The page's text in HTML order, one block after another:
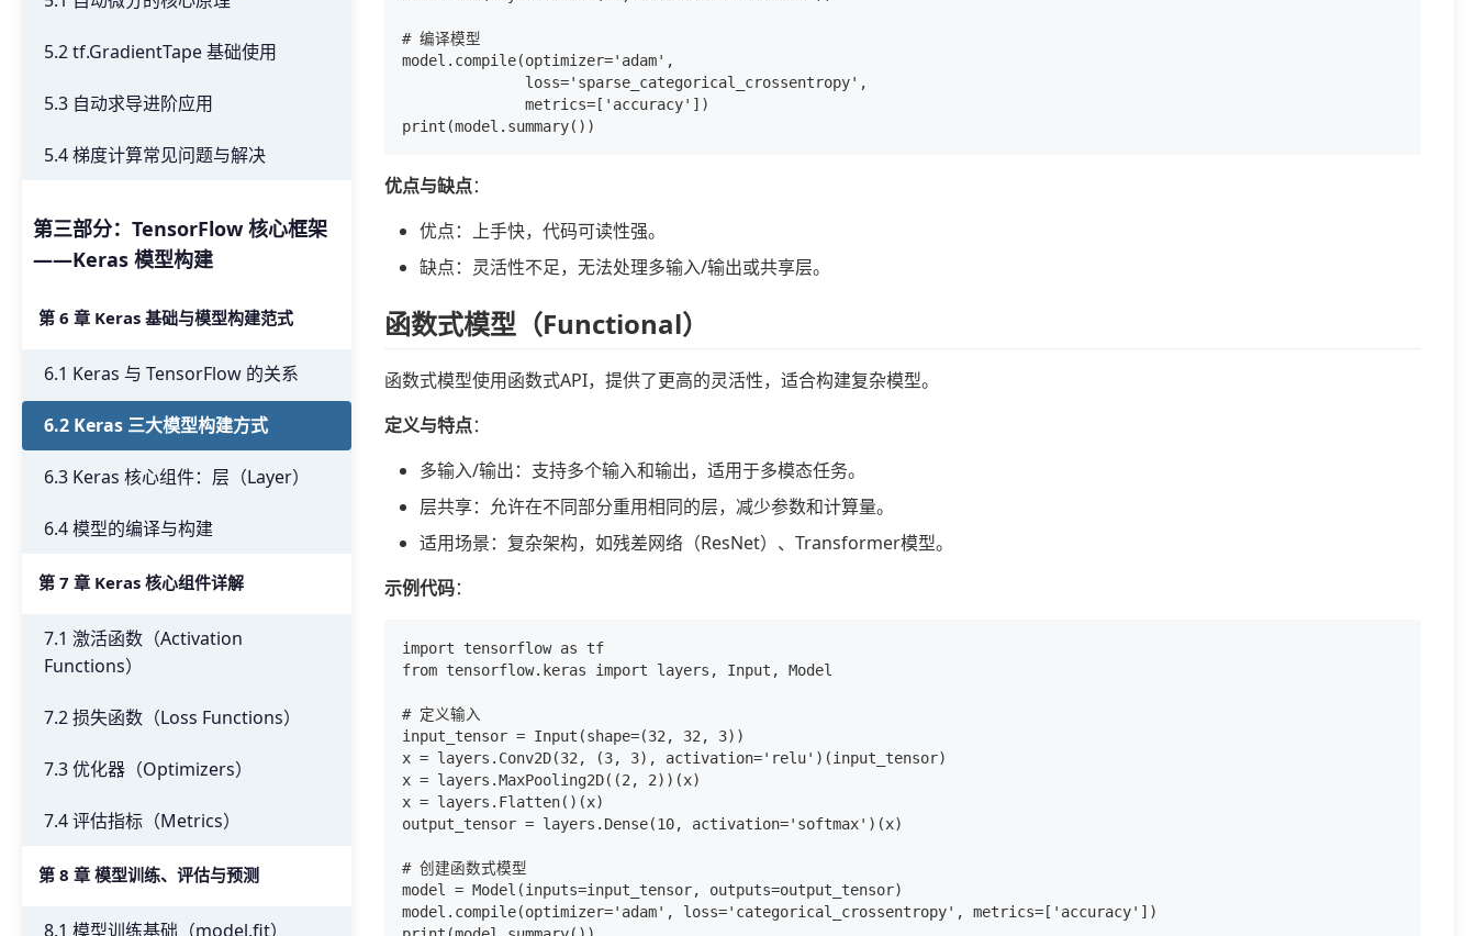
5.2 tf.GradientTape 基础使用
5.3 自动求导进阶应用
5.4 梯度计算常见问题与解决
第三部分：TensorFlow 核心框架
——Keras 模型构建
第 6 章 Keras 基础与模型构建范式
6.1 Keras 与 TensorFlow 的关系
6.2 Keras 三大模型构建方式
6.3 Keras 核心组件：层（Layer）
6.4 模型的编译与构建
第 7 章 Keras 核心组件详解
7.1 激活函数（Activation
Functions）
7.2 损失函数（Loss Functions）
7.3 优化器（Optimizers）
7.4 评估指标（Metrics）
第 8 章 模型训练、评估与预测
8.1 模型训练基础（model.fit）
# 编译模型
model.compile(optimizer='adam',
              loss='sparse_categorical_crossentropy',
              metrics=['accuracy'])
优点与缺点：
优点：上手快，代码可读性强。
缺点：灵活性不足，无法处理多输入/输出或共享层。
函数式模型（Functional）
函数式模型使用函数式API，提供了更高的灵活性，适合构建复杂模型。
定义与特点：
多输入/输出：支持多个输入和输出，适用于多模态任务。
层共享：允许在不同部分重用相同的层，减少参数和计算量。
适用场景：复杂架构，如残差网络（ResNet）、Transformer模型。
示例代码：
import tensorflow as tf
from tensorflow.keras import layers, Input, Model
# 定义输入
input_tensor = Input(shape=(32, 32, 3))
x = layers.Conv2D(32, (3, 3), activation='relu')(input_tensor)
x = layers.MaxPooling2D((2, 2))(x)
x = layers.Flatten()(x)
output_tensor = layers.Dense(10, activation='softmax')(x)
# 创建函数式模型
model = Model(inputs=input_tensor, outputs=output_tensor)
model.compile(optimizer='adam', loss='categorical_crossentropy', metrics=['accuracy'])